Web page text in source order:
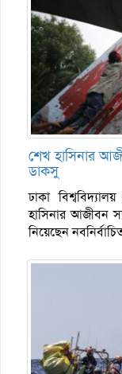
শেখ হাসিনার
ডাকসু
ঢাকা
হাসিনার আজীবন
নিয়েছেন